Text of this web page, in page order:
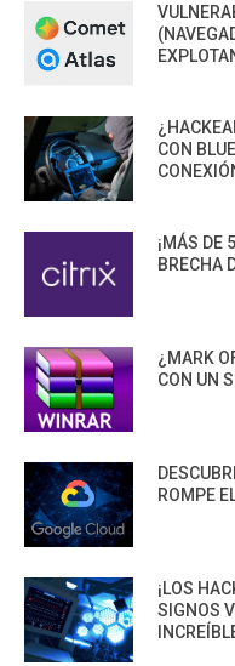
CON
¡MÁS DE
BRECHA
¿MARK
CON UN
ROMPE
¡LOS
SIGNOS